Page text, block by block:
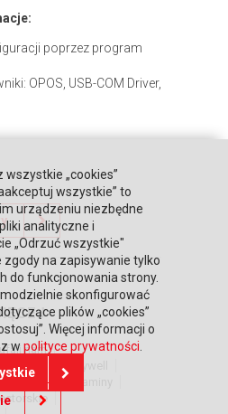
poprzez program
OPOS, USB-COM Driver,
nam
Poznaj Honeywell
Regulaminy
„cookies”
wszystkie” to
urządzeniu niezbędne
analityczne i
„Odrzuć wszystkie"
na zapisywanie tylko
do funkcjonowania strony.
skonfigurować
plików „cookies”
Więcej informacji o
w polityce prywatności.